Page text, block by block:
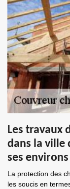
Les travaux
dans la ville
ses environs
La protection des
les soucis en